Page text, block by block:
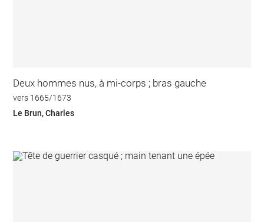
Deux hommes nus, à mi-corps ; bras gauche
vers 1665/1673
Le Brun, Charles